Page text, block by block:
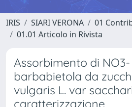
IRIS SIARI VERONA
01
01.01 Articolo in Rivista
Assorbimento di
barbabietola da
vulgaris L. var
caratterizzazione